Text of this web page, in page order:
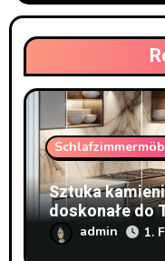
Sztuka
doskonałe do
admin 1.